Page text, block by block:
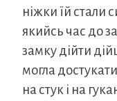
ніжки їй стали
якийсь час до
замку дійти
могла
на стук і на